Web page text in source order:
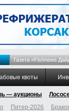
Газета «Fishnews
квоты
— аукционы
Питер-2026